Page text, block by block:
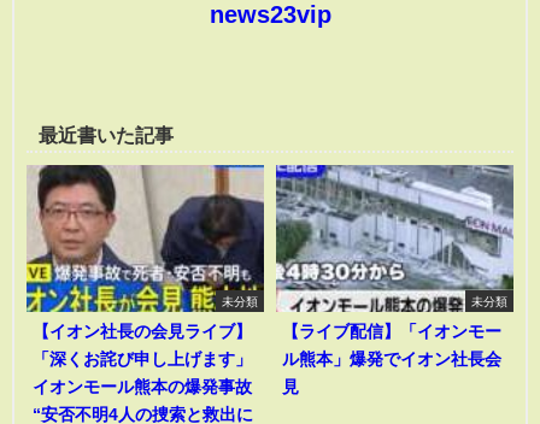
news23vip
最近書いた記事
未分類
【イオン社長の会見ライブ】
「深くお詫び申し上げます」
イオンモール熊本の爆発事故
“安否不明4人の捜索と救出に
未分類
【ライブ配信】「イオンモー
ル熊本」爆発でイオン社長会
見